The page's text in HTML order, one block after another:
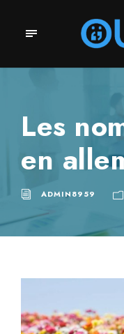
Les
en
ADMIN8959